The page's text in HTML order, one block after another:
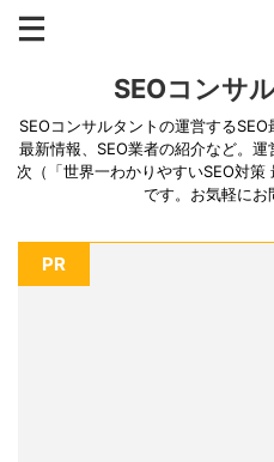
SEOコンサ
SEOコンサルタントの運営する
最新情報、SEO業者の紹介など。
次（「世界一わかりやすいSEO対策
です。お気軽にお
PR